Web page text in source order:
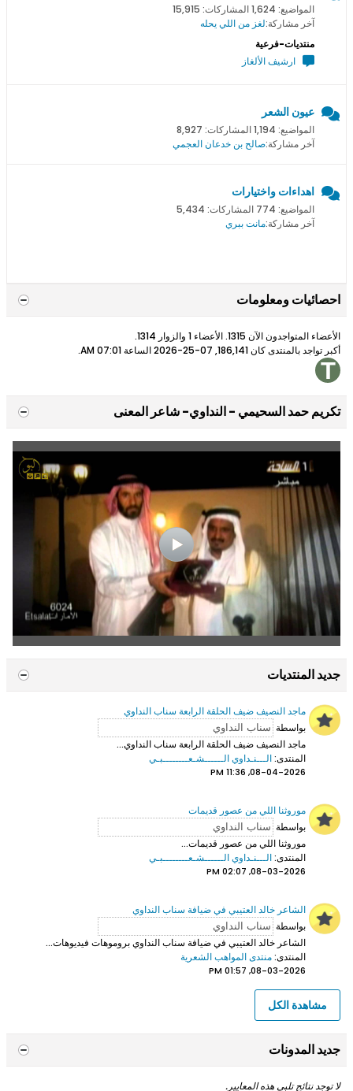
المواضيع: 1,624 المشاركات: 15,915
آخر مشاركة:لغز من اللي يحله
منتديات-فرعية
ارشيف الألغاز
عيون الشعر
المواضيع: 1,194 المشاركات: 8,927
آخر مشاركة:صالح بن خدعان العجمي
اهداءات واختيارات
المواضيع: 774 المشاركات: 5,434
آخر مشاركة:مانت ببري
احصائيات ومعلومات
الأعضاء المتواجدون الآن 1315. الأعضاء 1 والزوار 1314.
أكبر تواجد بالمنتدى كان 186,141, 07-25-2026 الساعة
07:01 AM
.
تكريم حمد السحيمي - النداوي- شاعر المعنى
جديد المنتديات
ماجد النصيف ضيف الحلقة الرابعة سناب النداوي
بواسطة
ماجد النصيف ضيف الحلقة الرابعة سناب النداوي...
المنتدى:الـــنـداوي الــــــشـعــــــــبـي
08-04-2026, 11:36 PM
موروثنا اللي من عصور قديمات
بواسطة
موروثنا اللي من عصور قديمات...
المنتدى:الـــنـداوي الــــــشـعــــــــبـي
08-03-2026, 02:07 PM
الشاعر خالد العتيبي في ضيافة سناب النداوي
بواسطة
الشاعر خالد العتيبي في ضيافة سناب النداوي بروموهات فيديوهات...
المنتدى:منتدى المواهب الشعرية
08-03-2026, 01:57 PM
مشاهدة الكل
جديد المدونات
لا توجد نتائج تلبي هذه المعايير.